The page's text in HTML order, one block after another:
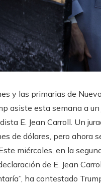
y las primarias de
asiste esta semana a
E. Jean Carroll. Un
de dólares, pero ahora
miércoles, en la
de E. Jean
ha contestado